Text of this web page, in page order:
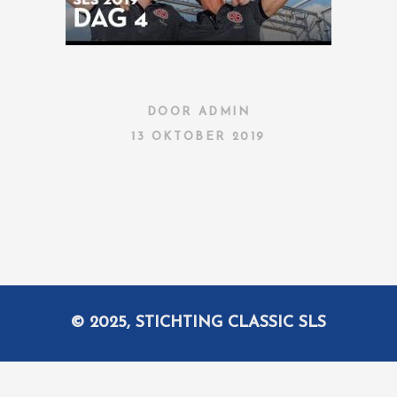
DOOR ADMIN
13 OKTOBER 2019
© 2025, STICHTING CLASSIC SLS